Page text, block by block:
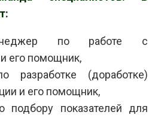
по работе с
его помощник,
разработке (доработке)
и его помощник,
подбору показателей для